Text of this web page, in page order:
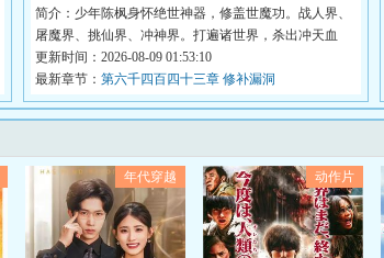
简介：少年陈枫身怀绝世神器，修盖世魔功。战人界、
屠魔界、挑仙界、冲神界。打遍诸世界，杀出冲天血
路，...
更新时间：2026-08-09 01:53:10
最新章节： 第六千四百四十三章 修补漏洞
年代穿越 动作片